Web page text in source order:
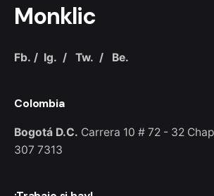
Monklic
Fb. / Ig. / Tw. / Be.
Colombia
Bogotá D.C. Carrera 10 # 72 - 32
307 7313